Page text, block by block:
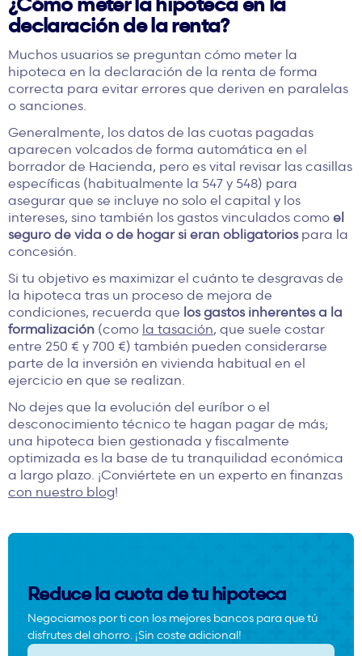
declaración de la renta?
Muchos usuarios se preguntan cómo meter la
hipoteca en la declaración de la renta de forma
correcta para evitar errores que deriven en paralelas
o sanciones.
Generalmente, los datos de las cuotas pagadas
aparecen volcados de forma automática en el
borrador de Hacienda, pero es vital revisar las casillas
específicas (habitualmente la 547 y 548) para
asegurar que se incluye no solo el capital y los
intereses, sino también los gastos vinculados como el
seguro de vida o de hogar si eran obligatoriospara la
concesión.
Si tu objetivo es maximizar el cuánto te desgravas de
la hipoteca tras un proceso de mejora de
condiciones, recuerda que los gastos inherentes a la
formalización (como la tasación, que suele costar
entre 250 € y 700 €) también pueden considerarse
parte de la inversión en vivienda habitual en el
ejercicio en que se realizan.
No dejes que la evolución del euríbor o el
desconocimiento técnico te hagan pagar de más;
una hipoteca bien gestionada y fiscalmente
optimizada es la base de tu tranquilidad económica
a largo plazo. ¡Conviértete en un experto en finanzas
con nuestro blog!
Reduce la cuota de tu hipoteca
Negociamos por ti con los mejores bancos para que tú
disfrutes del ahorro. ¡Sin coste adicional!